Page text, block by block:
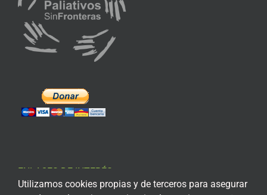
ENLACES DE INTERÉS
Utilizamos cookies propias y de terceros para asegurar